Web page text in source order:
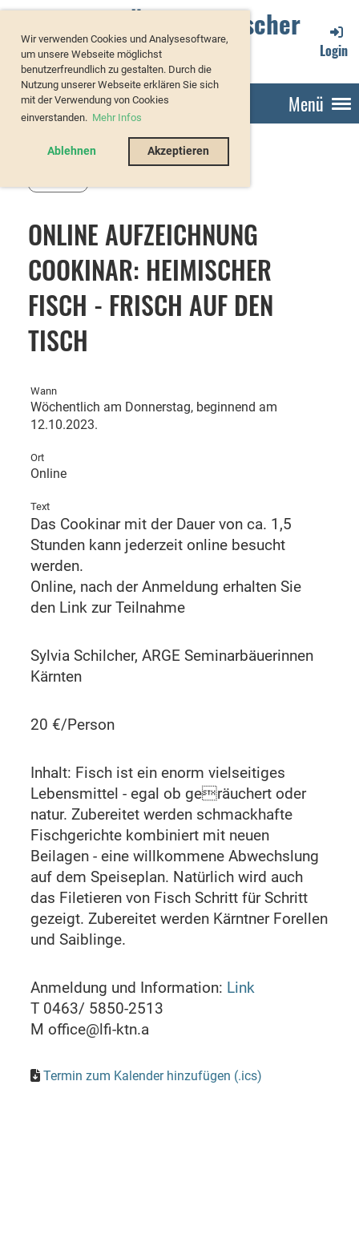
Wir verwenden Cookies und Analysesoftware,
um unsere Webseite möglichst
benutzerfreundlich zu gestalten. Durch die
Nutzung unserer Webseite erklären Sie sich
mit der Verwendung von Cookies
einverstanden. Mehr Infos
Ablehnen Akzeptieren
Verband Österreichischer
Forellenzüchter
Login
Menü
ONLINE AUFZEICHNUNG
COOKINAR: HEIMISCHER
FISCH - FRISCH AUF DEN
TISCH
Wann
Wöchentlich am Donnerstag, beginnend am
12.10.2023.
Ort
Online
Text
Das Cookinar mit der Dauer von ca. 1,5
Stunden kann jederzeit online besucht
werden.
Online, nach der Anmeldung erhalten Sie
den Link zur Teilnahme
Sylvia Schilcher, ARGE Seminarbäuerinnen
Kärnten
20 €/Person
Inhalt: Fisch ist ein enorm vielseitiges
Lebensmittel - egal ob geräuchert oder
natur. Zubereitet werden schmackhafte
Fischgerichte kombiniert mit neuen
Beilagen - eine willkommene Abwechslung
auf dem Speiseplan. Natürlich wird auch
das Filetieren von Fisch Schritt für Schritt
gezeigt. Zubereitet werden Kärntner Forellen
und Saiblinge.
Anmeldung und Information: Link
T 0463/ 5850-2513
M office@lfi-ktn.a
Termin zum Kalender hinzufügen (.ics)